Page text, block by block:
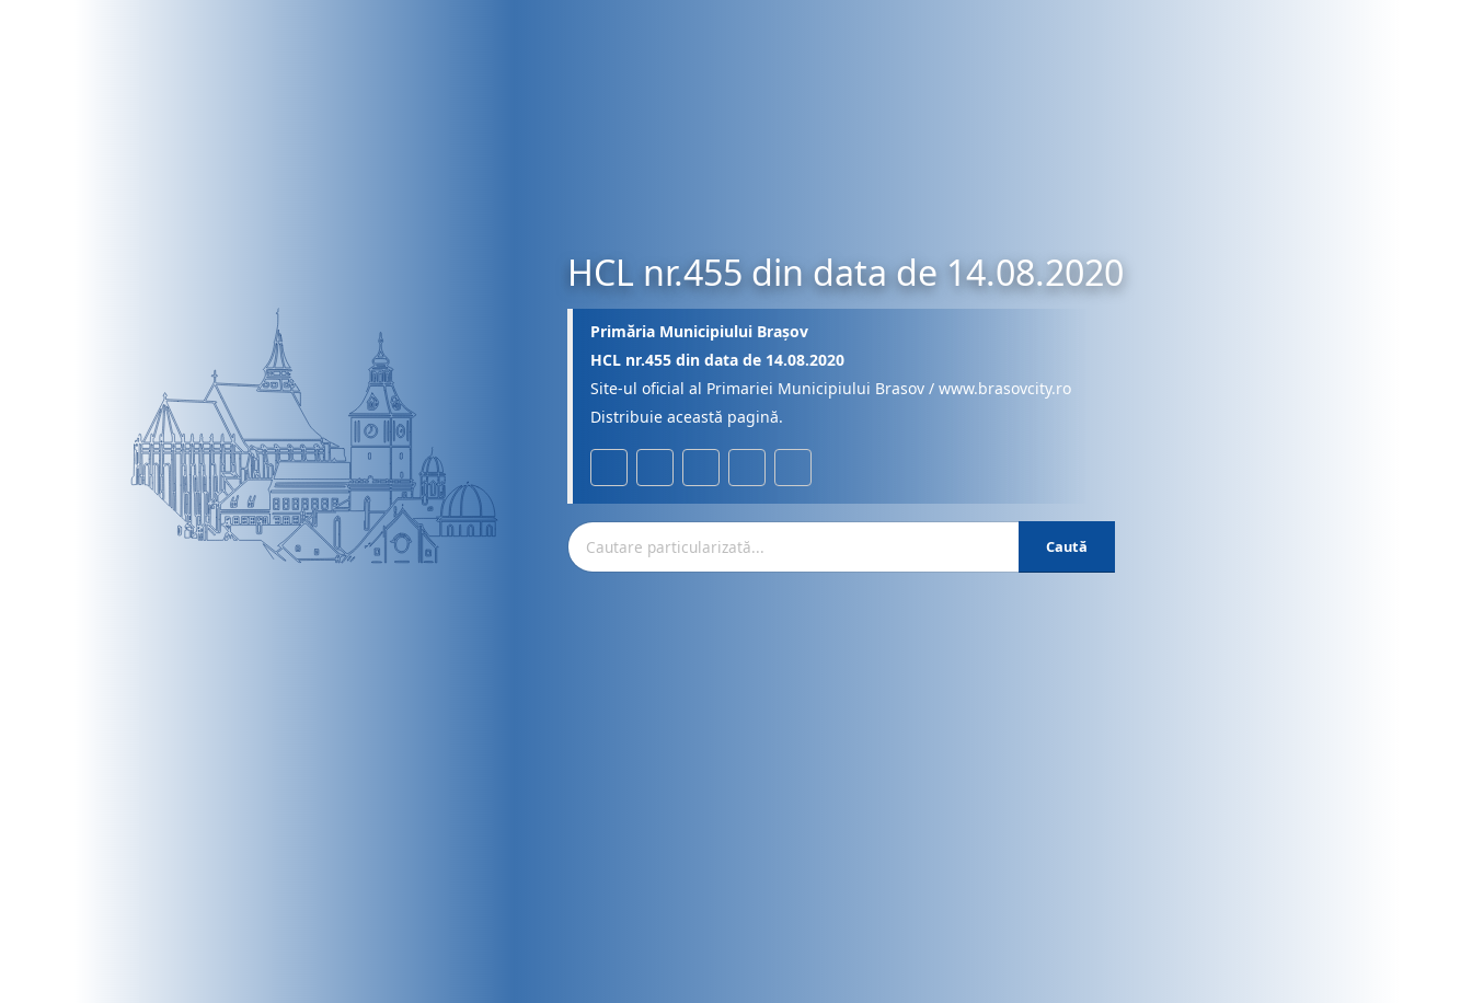
HCL nr.455 din data de 14.08.2020
Primăria Municipiului Brașov
HCL nr.455 din data de 14.08.2020
Site-ul oficial al Primariei Municipiului Brasov / www.brasovcity.ro
Distribuie această pagină.
Caută